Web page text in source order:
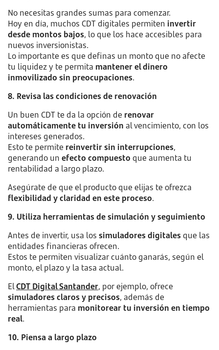
No necesitas grandes sumas para comenzar.
Hoy en día, muchos CDT digitales permiten invertir
desde montos bajos, lo que los hace accesibles para
nuevos inversionistas.
Lo importante es que definas un monto que no afecte
tu liquidez y te permita mantener el dinero
inmovilizado sin preocupaciones.
8. Revisa las condiciones de renovación
Un buen CDT te da la opción de renovar
automáticamente tu inversión al vencimiento, con los
intereses generados.
Esto te permite reinvertir sin interrupciones,
generando un efecto compuesto que aumenta tu
rentabilidad a largo plazo.
Asegúrate de que el producto que elijas te ofrezca
flexibilidad y claridad en este proceso.
9. Utiliza herramientas de simulación y seguimiento
Antes de invertir, usa los simuladores digitales que las
entidades financieras ofrecen.
Estos te permiten visualizar cuánto ganarás, según el
monto, el plazo y la tasa actual.
ElCDT Digital Santander, por ejemplo, ofrece
simuladores claros y precisos, además de
herramientas para monitorear tu inversión en tiempo
real.
10. Piensa a largo plazo